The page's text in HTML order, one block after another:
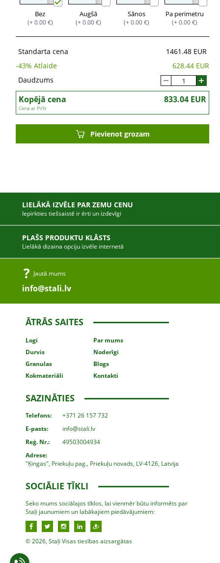
Bez
(+ 0.00 €)
Augšā
(+ 0.00 €)
Sānos
(+ 0.00 €)
Pa perimetru
(+ 0.00 €)
Standarta cena
1461.48 EUR
-43% Atlaide
628.44 EUR
Daudzums
Kopējā cena 833.04 EUR
Cena ar PVN
Pievienot grozam
LIELĀKĀ IZVĒLE PAR ZEMU CENU
Iepirkties tiešsaistē ir ērti un izdevīgi
PLAŠS PRODUKTU KLĀSTS
Lielākā dizaina opciju izvēle internetā
Jautā mums
info@stali.lv
ĀTRĀS SAITES
Logi
Durvis
Granulas
Kokmateriāli
Par mums
Noderīgi
Blogs
Kontakti
SAZINĀTIES
Telefons:
+371 26 157 732
E-pasts:
info@stali.lv
Reģ. Nr.:
49503004934
Adrese:
"Ķingas", Priekuļu pag., Priekuļu novads, LV-4126, Latvija
SOCIĀLIE TĪKLI
Seko mums sociālajos tīklos, lai vienmēr būtu informēts par
Staļi jaunumiem un labākajiem piedāvājumiem:
© 2026, Staļi Visas tiesības aizsargātas